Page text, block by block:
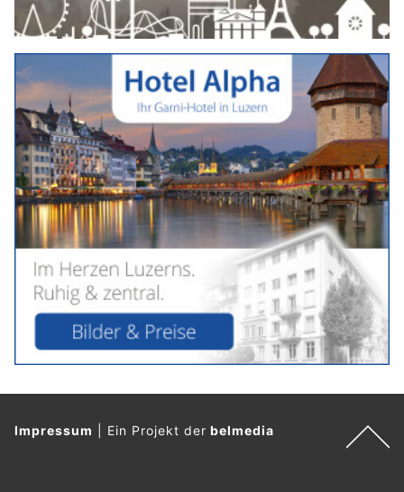
Impressum Ein Projekt derbelmedia